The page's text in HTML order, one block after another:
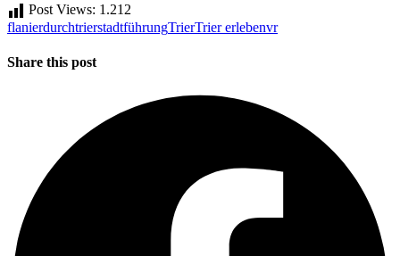
Post Views: 1.212
flanierdurchtrierstadtführungTrierTrier erlebenvr
Share this post